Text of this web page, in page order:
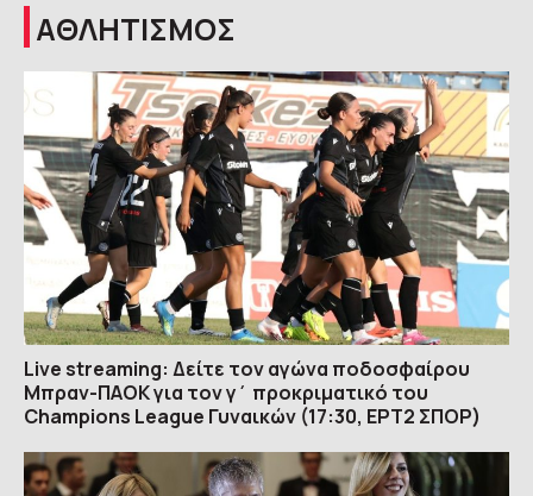
ΑΘΛΗΤΙΣΜΟΣ
Live streaming: Δείτε τον αγώνα ποδοσφαίρου
Μπραν-ΠΑΟΚ για τον γ΄ προκριματικό του
Champions League Γυναικών (17:30, ΕΡΤ2 ΣΠΟΡ)